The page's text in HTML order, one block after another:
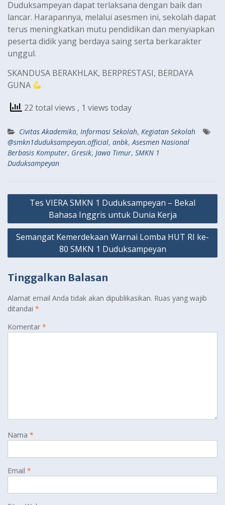
Duduksampeyan dapat terlaksana dengan baik dan
lancar. Harapannya, melalui asesmen ini, sekolah dapat
terus meningkatkan mutu pendidikan dan menyiapkan
peserta didik yang berdaya saing serta berkarakter
unggul.
SKANDUSA BERAKHLAK, BERPRESTASI, BERDAYA
GUNA
22 total views , 1 views today
Civitas Akademika, Informasi Sekolah, Kegiatan Sekolah
@smkn1duduksampeyan.official, anbk,Asesmen Nasional
Berbasis Komputer, Gresik, Jawa Timur, SMKN 1
Duduksampeyan
Navigasi
Tes VIERA SMKN 1 Duduksampeyan – Bekal
Bahasa Inggris untuk Dunia Kerja
Semangat Kemerdekaan Warnai Lomba HUT RI ke-
80 SMKN 1 Duduksampeyan
Tinggalkan Balasan
Alamat email Anda tidak akan dipublikasikan. Ruas yang wajib
ditandai *
Komentar *
Nama *
Email *